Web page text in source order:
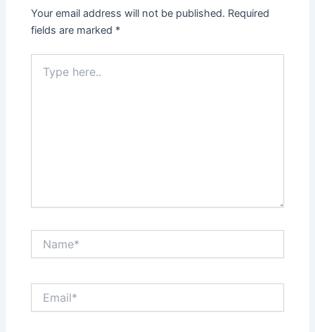
Your email address will not be published. Required
fields are marked *
here..